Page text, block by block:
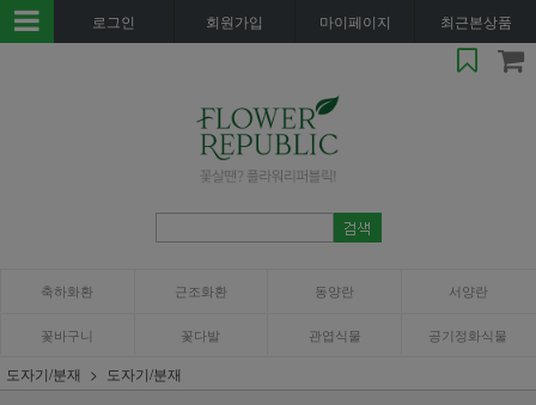
로그인 회원가입 마이페이지 최근본상품
축하화환 근조화환 동양란 서양란
꽃바구니 꽃다발 관엽식물 공기정화식물
도자기/분재 도자기/분재